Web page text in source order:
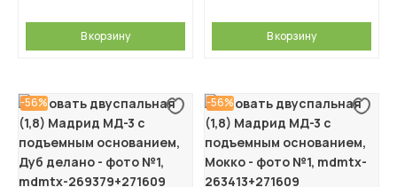
В корзину В корзину
-56% -56%